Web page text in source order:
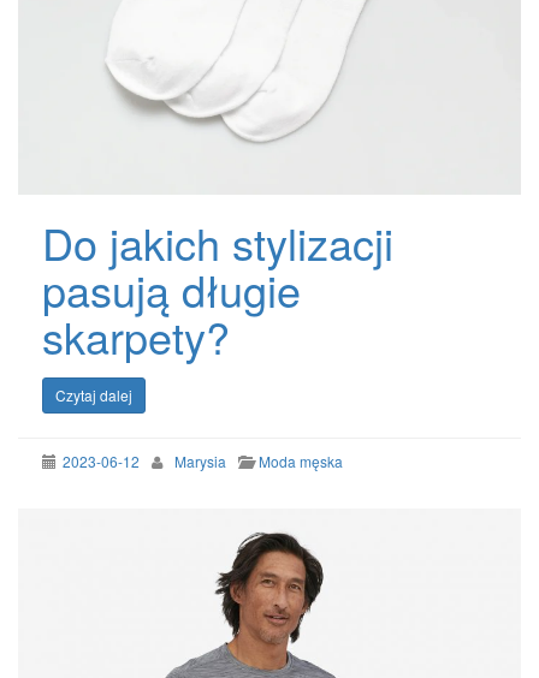
Do jakich stylizacji
pasują długie
skarpety?
Czytaj dalej
2023-06-12 Marysia Moda męska